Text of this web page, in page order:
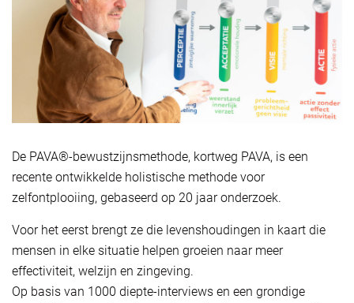
De PAVA®-bewustzijnsmethode, kortweg PAVA, is een
recente ontwikkelde holistische methode voor
zelfontplooiing, gebaseerd op 20 jaar onderzoek.
Voor het eerst brengt ze die levenshoudingen in kaart die
mensen in elke situatie helpen groeien naar meer
effectiviteit, welzijn en zingeving.
Op basis van 1000 diepte-interviews en een grondige